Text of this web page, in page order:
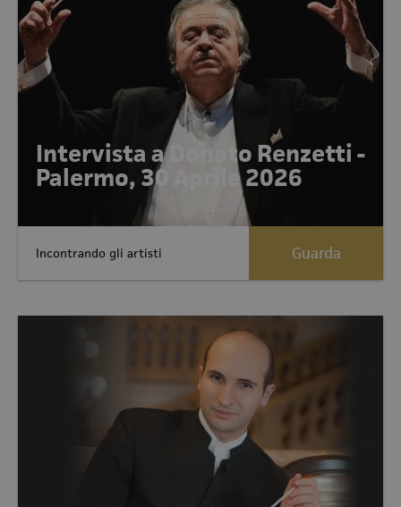
Intervista a Donato Renzetti -
Palermo, 30 Aprile 2026
Incontrando gli artisti Guarda